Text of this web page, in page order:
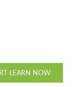
LEARN NOW